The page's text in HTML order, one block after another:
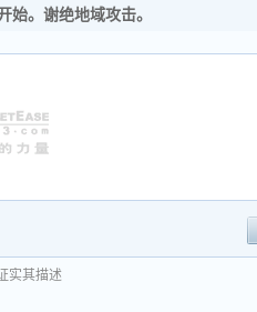
始。谢绝地域攻击。
实其描述